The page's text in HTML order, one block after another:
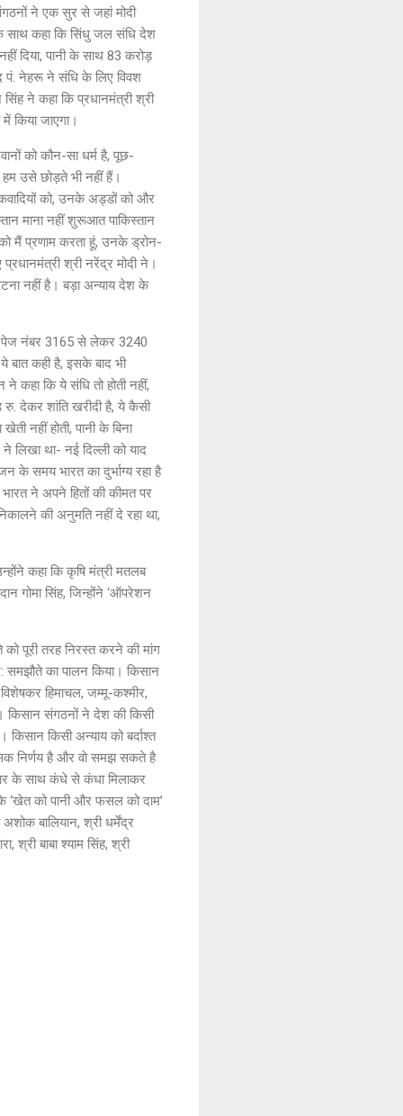
ने एक सुर से जहां मोदी
के साथ कहा कि सिंधु जल संधि देश
दिया, पानी के साथ 83 करोड़
पं. नेहरू ने संधि के लिए विवश
ने कहा कि प्रधानमंत्री श्री
किया जाएगा।
को कौन-सा धर्म है, पूछ-
उसे छोड़ते भी नहीं हैं।
को, उनके अड्डों को और
माना नहीं शुरूआत पाकिस्तान
को मैं प्रणाम करता हूं, उनके ड्रोन-
श्री नरेंद्र मोदी ने।
नहीं है। बड़ा अन्याय देश के
पेज नंबर 3165 से लेकर 3240
बात कही है, इसके बाद भी
कहा कि ये संधि तो होती नहीं,
देकर शांति खरीदी है, ये कैसी
नहीं होती, पानी के बिना
लिखा था- नई दिल्ली को याद
के समय भारत का दुर्भाग्य रहा है
ने अपने हितों की कीमत पर
की अनुमति नहीं दे रहा था,
कहा कि कृषि मंत्री मतलब
गोमा सिंह, जिन्होंने ‘ऑपरेशन
पूरी तरह निरस्त करने की मांग
समझौते का पालन किया। किसान
हिमाचल, जम्मू-कश्मीर,
किसान संगठनों ने देश की किसी
किसी अन्याय को बर्दाश्त
निर्णय है और वो समझ सकते है
के साथ कंधे से कंधा मिलाकर
को पानी और फसल को दाम’
बालियान, श्री धर्मेंद्र
श्री बाबा श्याम सिंह, श्री